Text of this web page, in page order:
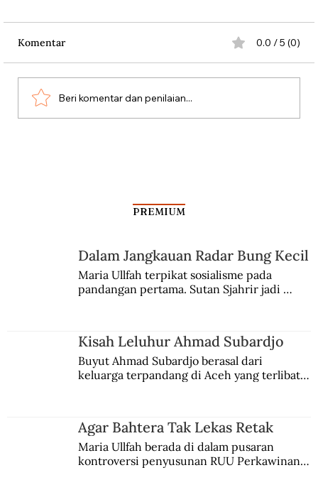
Misteri Gunung Kawi
Komentar 0.0 / 5 (0)
Beri komentar dan penilaian...
PREMIUM
Dalam Jangkauan Radar Bung Kecil
Maria Ullfah terpikat sosialisme pada
pandangan pertama. Sutan Sjahrir jadi
Kisah Leluhur Ahmad Subardjo
Buyut Ahmad Subardjo berasal dari
keluarga terpandang di Aceh yang terlibat
Agar Bahtera Tak Lekas Retak
Maria Ullfah berada di dalam pusaran
kontroversi penyusunan RUU Perkawinan.